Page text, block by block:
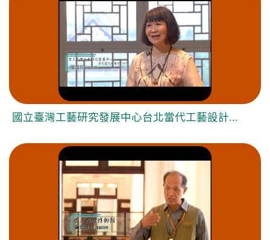
國立臺灣工藝研究發展中心台北當代工藝設計...